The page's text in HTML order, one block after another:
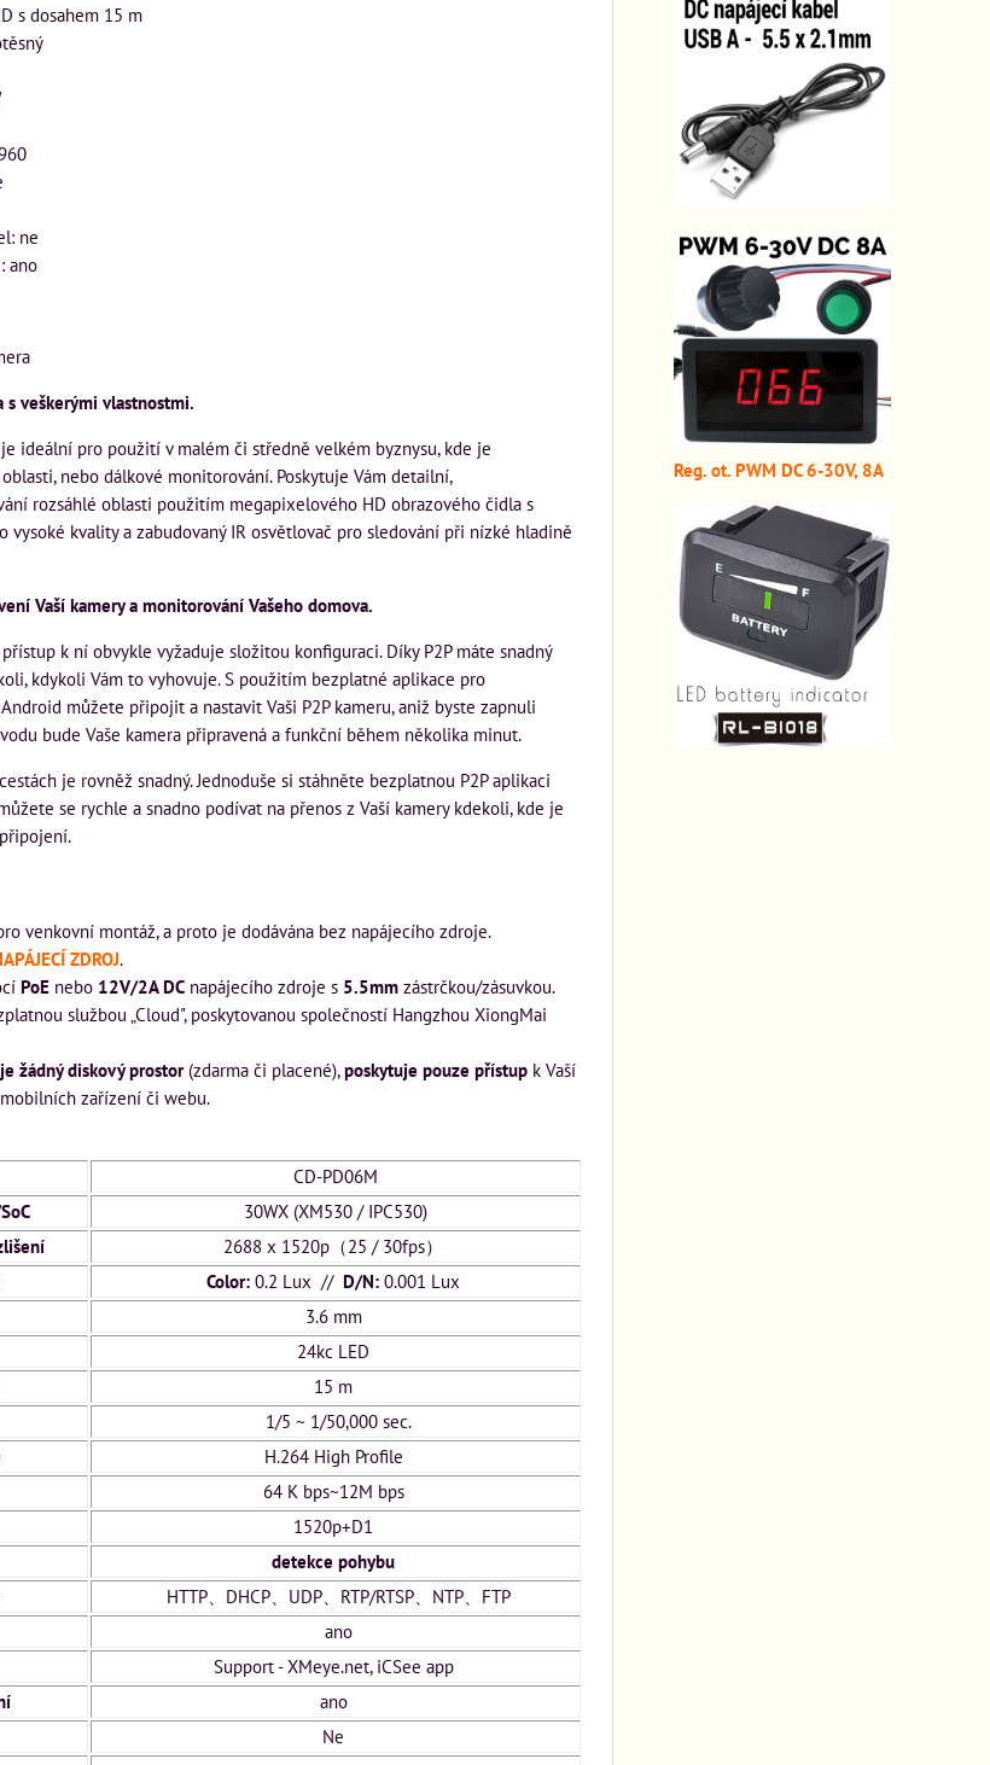
s dosahem 15 m
ne
ano
s veškerými vlastnostmi.
je ideální pro použití v malém či středně velkém byznysu, kde je
nebo dálkové monitorování. Poskytuje Vám detailní,
rozsáhlé oblasti použitím megapixelového HD obrazového čidla s
vysoké kvality a zabudovaný IR osvětlovač pro sledování při nízké hladině
Vaší kamery a monitorování Vašeho domova.
k ní obvykle vyžaduje složitou konfiguraci. Díky P2P máte snadný
kdykoli Vám to vyhovuje. S použitím bezplatné aplikace pro
můžete připojit a nastavit Vaši P2P kameru, aniž byste zapnuli
bude Vaše kamera připravená a funkční během několika minut.
je rovněž snadný. Jednoduše si stáhněte bezplatnou P2P aplikaci
se rychle a snadno podívat na přenos z Vaší kamery kdekoli, kde je
venkovní montáž, a proto je dodávána bez napájecího zdroje.
ZDROJ.
PoE nebo 12V/2A DC napájecího zdroje s 5.5mm zástrčkou/zásuvkou.
službou „Cloud", poskytovanou společností Hangzhou XiongMai
žádný diskový prostor(zdarma či placené),poskytuje pouze přístup k Vaší
zařízení či webu.
CD-PD06M
30WX (XM530 / IPC530)
2688 x 1520p（25 / 30fps）
Color: 0.2 Lux // D/N: 0.001 Lux
3.6 mm
24kc LED
15 m
1/5 ~ 1/50,000 sec.
H.264 High Profile
64 K bps~12M bps
1520p+D1
detekce pohybu
HTTP、DHCP、UDP、RTP/RTSP、NTP、FTP
ano
Support - XMeye.net, iCSee app
ano
Ne
Reg. ot. PWM DC 6-30V, 8A